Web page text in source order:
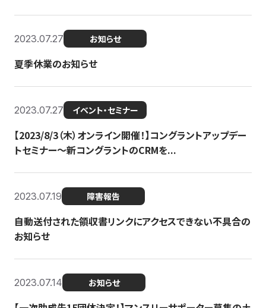
2023.07.27 お知らせ
夏季休業のお知らせ
2023.07.27 イベント・セミナー
【2023/8/3（木）オンライン開催！】コングラントアップデー
トセミナー〜新コングラントのCRMを...
2023.07.19 障害報告
自動送付された領収書リンクにアクセスできない不具合の
お知らせ
2023.07.14 お知らせ